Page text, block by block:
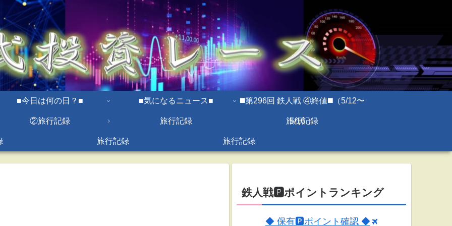
■今日は何の日？■ ■気になるニュース■ ◼️第296回 鉄人戦 ④終値◼️（5/12〜
5/16 ）
②旅行記録 旅行記録 旅行記録
旅行記録 旅行記録
鉄人戦🅿ポイントランキング
◆ 保有🅿ポイント確認 ◆